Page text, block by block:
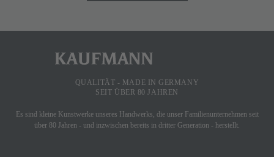
QUALITÄT - MADE IN GERMANY
SEIT ÜBER 80 JAHREN
Es sind kleine Kunstwerke unseres Handwerks, die unser Familienunternehmen seit
über 80 Jahren - und inzwischen bereits in dritter Generation - herstellt.